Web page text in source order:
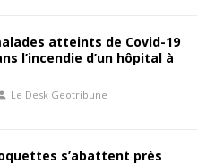
atteints de Covid-19
l’incendie d’un hôpital à
Le Desk Geotribune
s’abattent près